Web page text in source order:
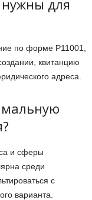
для
по форме Р11001,
квитанцию
адреса.
и сферы
среди
с
варианта.